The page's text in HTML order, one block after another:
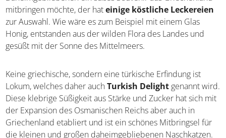
Daheimgebliebenen ein süßes Souvenir aus
Griechenland mitbringen möchte, der hateinige
köstliche Leckereienzur Auswahl. Wie wäre es zum
Beispiel mit einem Glas Honig, entstanden aus der wilden
Keine griechische, sondern eine türkische Erfindung ist
Lokum, welches daher auchTurkish Delight genannt
wird. Diese klebrige Süßigkeit aus Stärke und Zucker hat
sich mit der Expansion des Osmanischen Reichs aber